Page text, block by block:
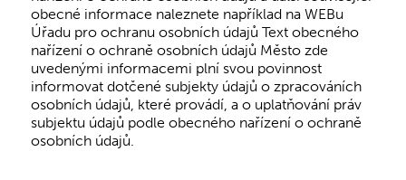
obecné informace naleznete například na WEBu
Úřadu pro ochranu osobních údajů Text obecného
nařízení o ochraně osobních údajů Město zde
uvedenými informacemi plní svou povinnost
informovat dotčené subjekty údajů o zpracováních
osobních údajů, které provádí, a o uplatňování práv
subjektu údajů podle obecného nařízení o ochraně
osobních údajů.